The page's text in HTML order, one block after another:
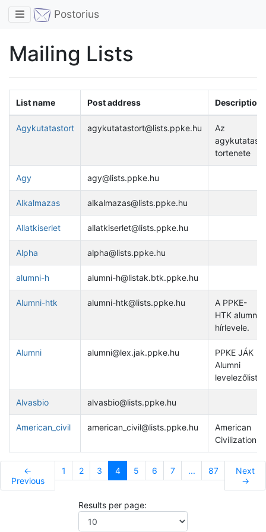
Toggle navigation
Postorius
Mailing Lists
List name Post address Description
Agykutatastort agykutatastort@lists.ppke.hu
Az
agykutatas
tortenete
Agy agy@lists.ppke.hu
Alkalmazas alkalmazas@lists.ppke.hu
Allatkiserlet allatkiserlet@lists.ppke.hu
Alpha alpha@lists.ppke.hu
alumni-h alumni-h@listak.btk.ppke.hu
Alumni-htk alumni-htk@lists.ppke.hu
A PPKE-
HTK alumni
hírlevele.
Alumni alumni@lex.jak.ppke.hu
PPKE JÁK
Alumni
levelezőlista
Alvasbio alvasbio@lists.ppke.hu
American_civil american_civil@lists.ppke.hu
American
Civilization
←
Previous
1 2 3 4 5 6 7 ... 87
Next
→
Results per page: